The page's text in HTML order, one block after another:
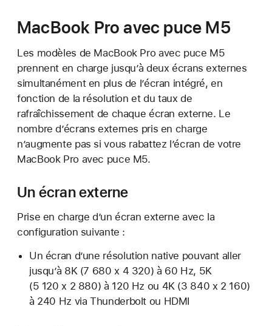
MacBook Pro avec puce M5
Les modèles de MacBook Pro avec puce M5
prennent en charge jusqu’à deux écrans externes
simultanément en plus de l’écran intégré, en
fonction de la résolution et du taux de
rafraîchissement de chaque écran externe. Le
nombre d’écrans externes pris en charge
n’augmente pas si vous rabattez l’écran de votre
MacBook Pro avec puce M5.
Un écran externe
Prise en charge d’un écran externe avec la
configuration suivante :
Un écran d’une résolution native pouvant aller
jusqu’à 8K (7 680 x 4 320) à 60 Hz, 5K
(5 120 x 2 880) à 120 Hz ou 4K (3 840 x 2 160)
à 240 Hz via Thunderbolt ou HDMI